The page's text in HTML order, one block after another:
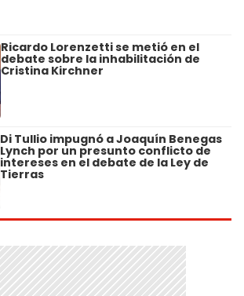
Ricardo Lorenzetti se metió en el
debate sobre la inhabilitación de
Cristina Kirchner
Di Tullio impugnó a Joaquín Benegas
Lynch por un presunto conflicto de
intereses en el debate de la Ley de
Tierras